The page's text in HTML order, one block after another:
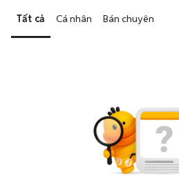
Tất cả Cá nhân Bán chuyên